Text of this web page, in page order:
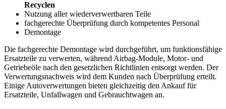
Recyclen
Nutzung aller wiederverwertbaren Teile
fachgerechte Überprüfung durch kompetentes Personal
Demontage
Die fachgerechte Demontage wird durchgeführt, um funktionsfähige
Ersatzteile zu verwerten, während Airbag-Module, Motor- und
Getriebeöle nach den gesetzlichen Richtlinien entsorgt werden. Der
Verwertungsnachweis wird dem Kunden nach Überprüfung erteilt.
Einige Autoverwertungen bieten gleichzeitig den Ankauf für
Ersatzteile, Unfallwagen und Gebrauchtwagen an.